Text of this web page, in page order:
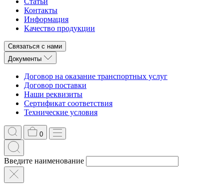
Контакты
Информация
Качество продукции
Связаться с нами
Документы
Договор на оказание транспортных услуг
Договор поставки
Наши реквизиты
Сертификат соответствия
Технические условия
0
Введите наименование